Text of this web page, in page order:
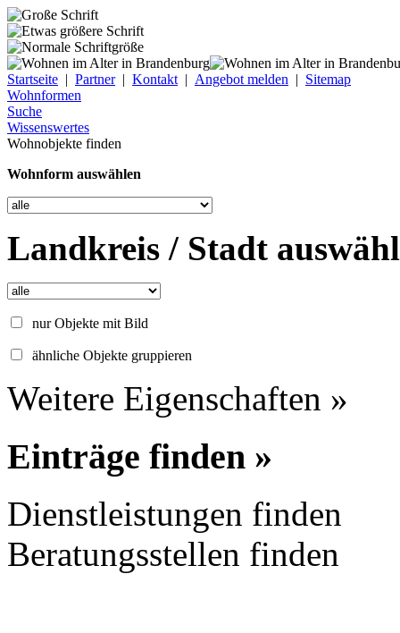
Startseite | Partner| Kontakt | Angebot melden | Sitemap
Wohnformen
Suche
Wissenswertes
Wohnobjekte finden
Wohnform auswählen
Landkreis / Stadt
nur Objekte mit Bild
ähnliche Objekte gruppieren
Weitere Eigenschaften »
Einträge finden »
Dienstleistungen finden
Beratungsstellen finden